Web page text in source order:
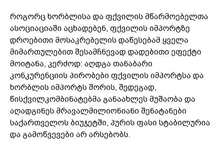
როგორც ხორბლისა და ფქვილის მწარმოებელთა
ასოციაციაში აცხადებენ, ფქვილის იმპორტზე
დროებითი მოსაკრებელის დაწესებამ ყველა
მიმართულებით შესამჩნევად დადებითი ეფექტი
მოიტანა, კერძოდ: აღდგა თანაბარი
კონკურენციის პირობები ფქვილის იმპორტსა და
ხორბლის იმპორტს შორის, შედეგად,
წისქვილკომბინატებმა განაახლეს მუშაობა და
აღადგინეს მრავალმილიონიანი შენატანები
საქართველოს ბიუჯეტში, პურის ფასი სტაბილურია
და გამოწვევები არ არსებობს.